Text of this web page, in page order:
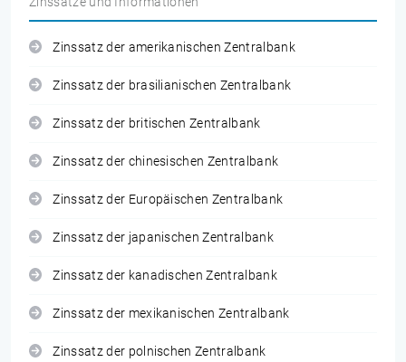
Zinssatz der amerikanischen Zentralbank
Zinssatz der brasilianischen Zentralbank
Zinssatz der britischen Zentralbank
Zinssatz der chinesischen Zentralbank
Zinssatz der Europäischen Zentralbank
Zinssatz der japanischen Zentralbank
Zinssatz der kanadischen Zentralbank
Zinssatz der mexikanischen Zentralbank
Zinssatz der polnischen Zentralbank